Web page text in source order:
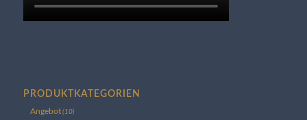
PRODUKTKATEGORIEN
Angebot (10)